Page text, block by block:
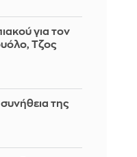
για τον
Τζος
της